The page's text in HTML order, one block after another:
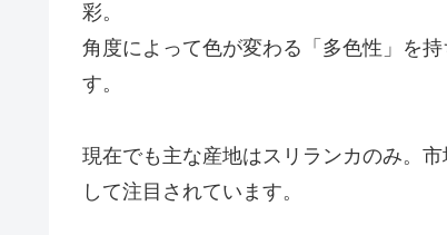
彩。
角度によって色が変わる「多色性」を
す。
現在でも主な産地はスリランカのみ。
して注目されています。